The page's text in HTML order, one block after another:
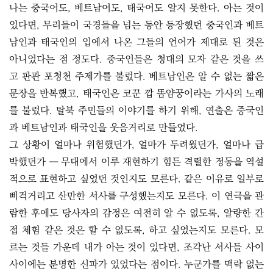
나는 중국어도, 베트남어도, 태국어도 알지 못한다. 아는 것이
있다면, 무리들이 국경들을 넘는 동안 등장했던 중국인과 베트
남인과 태국인의 입에서 나온 그들의 언어가 제대로 된 것은
아니었다는 점 정도다. 중국인들은 청대의 모자 같은 것을 쓰
고 판관 포청천 주제가를 불렀다. 베트남인은 알 수 없는 짧은
문장을 반복했고, 태국인은 코꾼 깝 똠얌꿍이라는 가사의 노래
를 불렀다. 탈북 주민들의 이야기를 하기 위해, 연출은 중국인
과 베트남인과 태국인을 웃음거리로 만들었다.
그 상황이 얼마나 위험했던가, 얼마가 두려웠던가, 얼마나 급
박했던가 ― 무대에서 이루 재현하기 힘든 격렬한 정동을 역설
적으로 표현하고 싶었던 것인지도 모른다. 같은 이유로 일부로
삐걱거리고 산만한 서사를 구성했는지도 모른다. 이 연극을 관
람한 후에도 당사자의 감정은 여전히 알 수 없도록, 알량한 간
접 체험 같은 것은 할 수 없도록, 하고 싶었는지도 모른다. 모
르는 것들 가운데 내가 아는 것이 있다면, 조각난 서사들 사이
사이에는 분명한 신파가 있었다는 점이다. 누군가를 맥락 없는